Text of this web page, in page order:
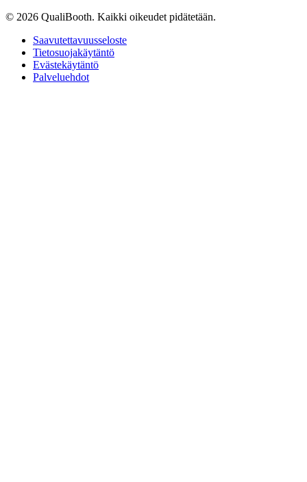
© 2026 QualiBooth. Kaikki oikeudet pidätetään.
Saavutettavuusseloste
Tietosuojakäytäntö
Evästekäytäntö
Palveluehdot